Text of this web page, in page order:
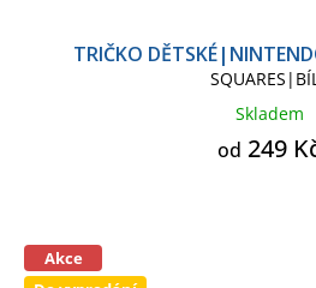
TRIČKO
Skladem
od 249
Akce